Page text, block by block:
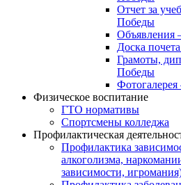
Отчет за
Победы
Доска
Грамоты,
Победы
Физическое воспитание
ГТО нормативы
Спортсмены колледжа
Профилактическая
Профилактика
алкоголизма,
зависимости,